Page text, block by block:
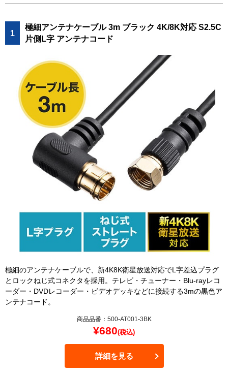
1
極細アンテナケーブル 3m ブラック 4K/8K対応 S2.5C
片側L字 アンテナコード
極細のアンテナケーブルで、新4K8K衛星放送対応でL字差込プラグ
とロックねじ式コネクタを採用。テレビ・チューナー・Blu-rayレコ
ーダー・DVDレコーダー・ビデオデッキなどに接続する3mの黒色ア
ンテナコード。
商品品番：500-AT001-3BK
¥680(税込)
詳細を見る